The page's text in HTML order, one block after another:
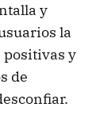
y
la
y
de